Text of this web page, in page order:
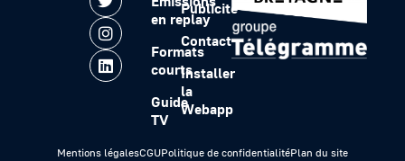
en replay
Formats
courts
Guide
TV
Publicité
Contact
Installer
la
Webapp
Mentions légalesCGUPolitique de confidentialitéPlan du site